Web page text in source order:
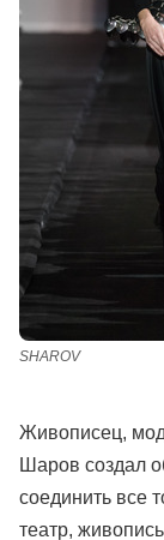
SHAROV
Живописец,
Шаров создал
соединить все
театр,